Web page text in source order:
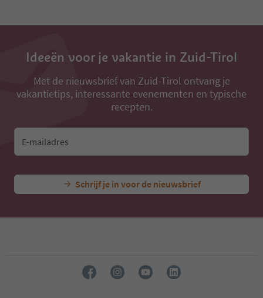
13
Ideeën voor je vakantie in Zuid-Tirol
Met de nieuwsbrief van Zuid-Tirol ontvang je
vakantietips, interessante evenementen en typische
recepten.
E-mailadres
Schrijf je in voor de nieuwsbrief